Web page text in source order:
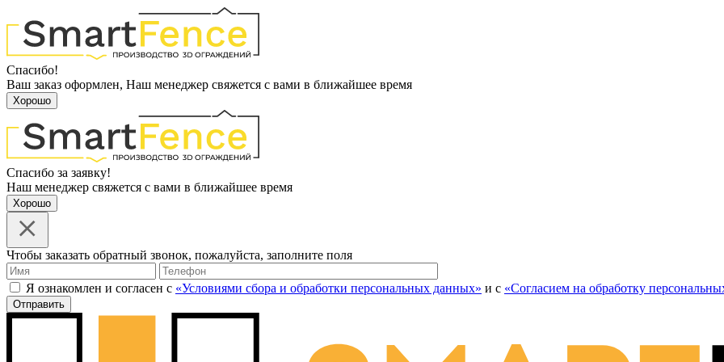
Спасибо!
Ваш заказ оформлен, Наш менеджер свяжется с вами в ближайшее время
Хорошо
Спасибо за заявку!
Наш менеджер свяжется с вами в ближайшее время
Хорошо
Чтобы заказать обратный звонок, пожалуйста, заполните поля
Я ознакомлен и согласен с «Условиями сбора и обработки персональных данных» и с «Согласием на обработку
Отправить